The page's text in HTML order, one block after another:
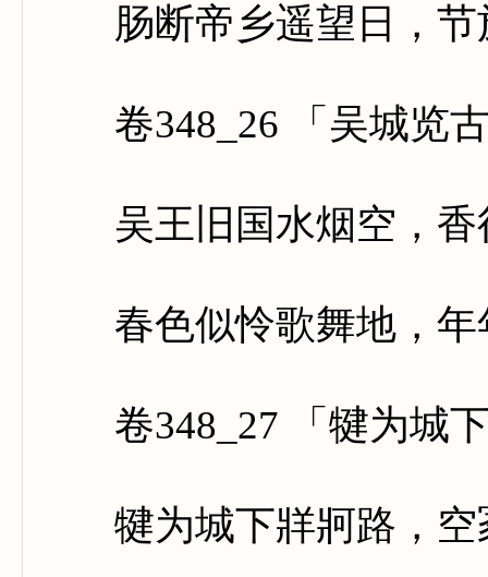
肠断帝乡遥望日，节
卷348_26 「吴城览
吴王旧国水烟空，香
春色似怜歌舞地，年
卷348_27 「犍为城下
犍为城下牂牁路，空